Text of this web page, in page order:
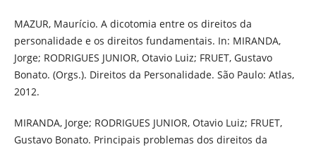
MAZUR, Maurício. A dicotomia entre os direitos da
personalidade e os direitos fundamentais. In: MIRANDA,
Jorge; RODRIGUES JUNIOR, Otavio Luiz; FRUET, Gustavo
Bonato. (Orgs.). Direitos da Personalidade. São Paulo: Atlas,
2012.
MIRANDA, Jorge; RODRIGUES JUNIOR, Otavio Luiz; FRUET,
Gustavo Bonato. Principais problemas dos direitos da